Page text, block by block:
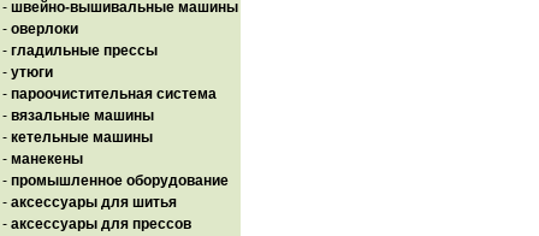
- швейно-вышивальные машины
- оверлоки
- гладильные прессы
- утюги
- пароочистительная система
- вязальные машины
- кетельные машины
- манекены
- промышленное оборудование
- аксессуары для шитья
- аксессуары для прессов